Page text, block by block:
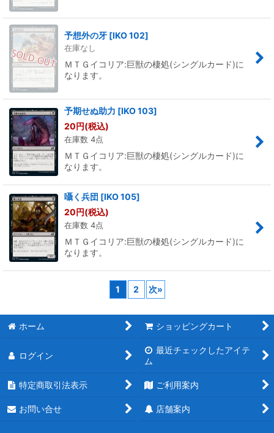
予想外の牙 [IKO 102]
在庫なし
ＭＴＧイコリア:巨獣の棲処(シングルカード)に
なります。
予期せぬ助力 [IKO 103]
20円(税込)
在庫数 4点
ＭＴＧイコリア:巨獣の棲処(シングルカード)に
なります。
囁く兵団 [IKO 105]
20円(税込)
在庫数 4点
ＭＴＧイコリア:巨獣の棲処(シングルカード)に
なります。
1 2 次»
ホーム ショッピングカート
ログイン
最近チェックしたアイテ
ム
特定商取引法表示 ご利用案内
お問い合せ 店舗案内